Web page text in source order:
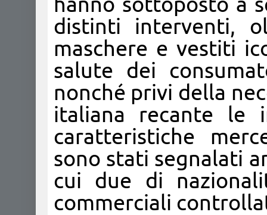
distinti interventi,
maschere e vestiti
salute dei
nonché privi della
italiana recante le
caratteristiche
sono stati segnalati
cui due di
commerciali